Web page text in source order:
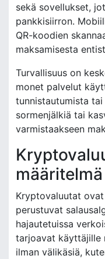
sekä sovellukset,
pankkisiirron.
QR-koodien
maksamisesta
Turvallisuus on
monet palvelut
tunnistautumista
sormenjälkiä tai
varmistaakseen
Kryptovaluutat
perustuvat
hajautetuissa
tarjoavat käyttäjille
ilman välikäsiä,